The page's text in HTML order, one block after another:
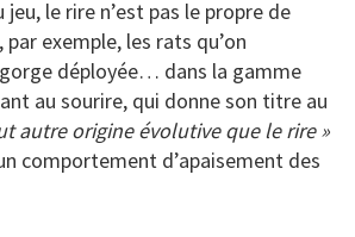
jeu, le rire n’est pas le propre de
par exemple, les rats qu’on
déployée… dans la gamme
au sourire, qui donne son titre au
autre origine évolutive que le rire »
comportement d’apaisement des